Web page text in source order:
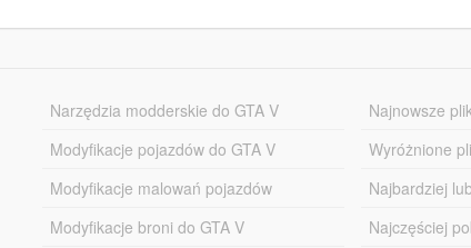
Narzędzia modderskie do GTA V
Modyfikacje pojazdów do GTA V
Modyfikacje malowań pojazdów
Modyfikacje broni do GTA V
Najnowsze
Wyróżnione
Najbardziej
Najczęściej